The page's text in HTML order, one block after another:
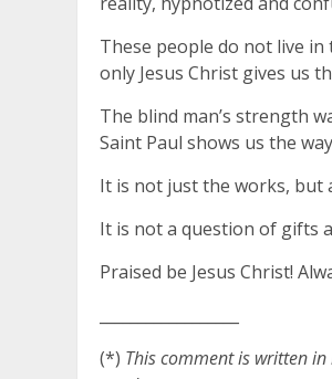
These people do not live
only Jesus Christ gives us
The blind man’s strength
Saint Paul shows us the
It is not just the works, but
It is not a question of gifts
Praised be Jesus Christ!
(*) This comment is written